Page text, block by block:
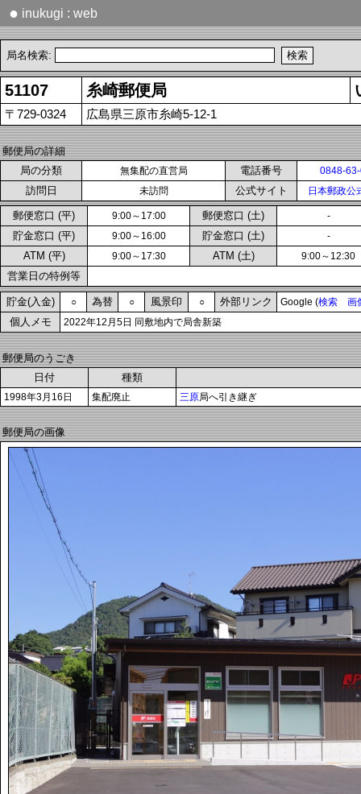
● inukugi : web
局名検索:
51107 糸崎郵便局
〒729-0324 広島県三原市糸崎5-12-1
郵便局の詳細
局の分類
無集配の直営局 電話番号 0848-
訪問日 未訪問 公式サイト 日本郵政公
郵便窓口 (平) 9:00～17:00 郵便窓口 (土) -
貯金窓口 (平) 9:00～16:00 貯金窓口 (土) -
ATM (平) 9:00～17:30 ATM (土) 9:00～12:30
営業日の特例等
貯金(入金) ○ 為替 ○ 風景印 ○ 外部リンク Google (検索 画
個人メモ 2022年12月5日 同敷地内で局舎新築
郵便局のうごき
日付
種類
1998年3月16日 集配廃止 三原局へ引き継ぎ
郵便局の画像